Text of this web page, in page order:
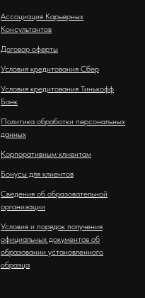
Ассоциация Карьерных
Консультантов
Договор оферты
Условия кредитования Сбер
Условия кредитования Тинькофф
Банк
Политика обработки персональных
данных
Корпоративным клиентам
Бонусы для клиентов
Сведения об образовательной
организации
Условия и порядок получения
официальных документов об
образовании установленного
образца